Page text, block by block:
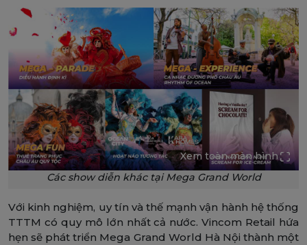
Xem toàn màn hình
Các show diễn khác tại Mega Grand World
Với kinh nghiệm, uy tín và thế mạnh vận hành hệ thống
TTTM có quy mô lớn nhất cả nước. Vincom Retail hứa
hẹn sẽ phát triển Mega Grand World Hà Nội thành một